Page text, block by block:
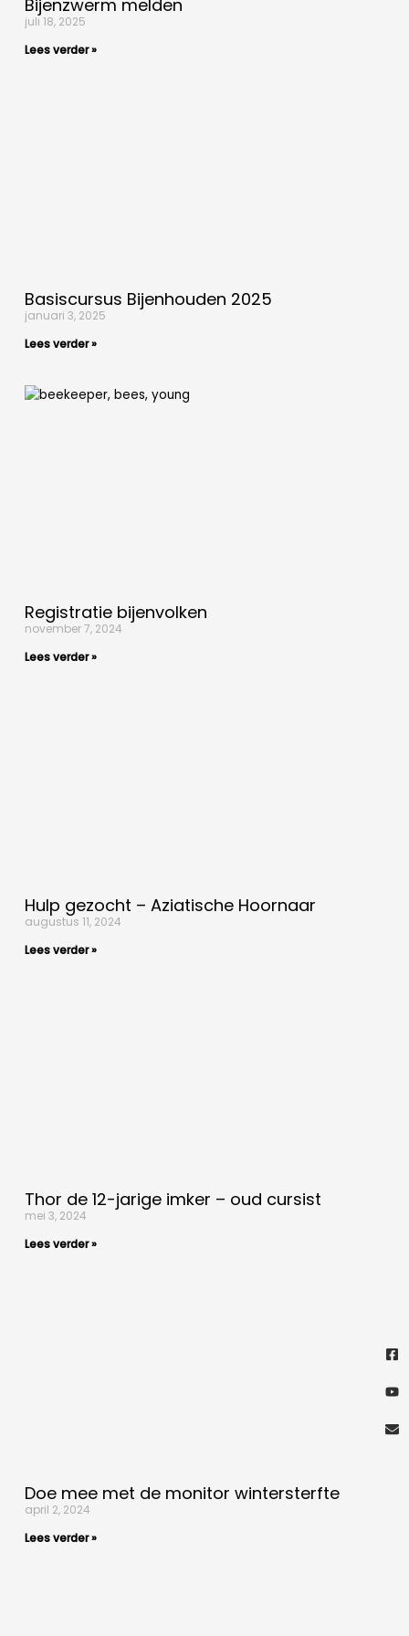
Bijenzwerm melden
juli 18, 2025
Lees verder »
Basiscursus Bijenhouden 2025
januari 3, 2025
Lees verder »
Registratie bijenvolken
november 7, 2024
Lees verder »
Hulp gezocht – Aziatische Hoornaar
augustus 11, 2024
Lees verder »
Thor de 12-jarige imker – oud cursist
mei 3, 2024
Lees verder »
Doe mee met de monitor wintersterfte
april 2, 2024
Lees verder »